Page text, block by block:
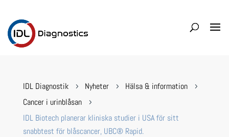
IDL Diagnostik 5 Nyheter 5 Hälsa & information 5
Cancer i urinblåsan 5
IDL Biotech planerar kliniska studier i USA för sitt
snabbtest för blåscancer, UBC® Rapid.